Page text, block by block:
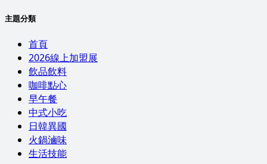
主題分類
首頁
2026線上加盟展
飲品飲料
咖啡點心
早午餐
中式小吃
日韓異國
火鍋滷味
生活技能